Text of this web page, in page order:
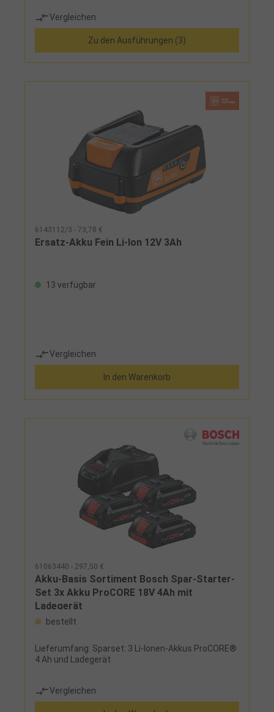
Vergleichen
Zu den Ausführungen (3)
6143112/3 - 73,78 €
Ersatz-Akku Fein Li-Ion 12V 3Ah
13 verfügbar
Vergleichen
In den Warenkorb
61063440 - 297,50 €
Akku-Basis Sortiment Bosch Spar-Starter-
Set 3x Akku ProCORE 18V 4Ah mit
Ladegerät
bestellt
Lieferumfang: Sparset: 3 Li-Ionen-Akkus ProCORE®
4 Ah und Ladegerät
Vergleichen